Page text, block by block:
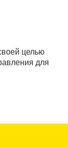
целью
для